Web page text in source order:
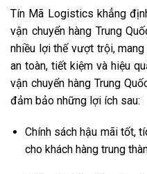
Tín Mã Logistics khẳng
vận chuyển hàng Trung
nhiều lợi thế vượt trội,
an toàn, tiết kiệm và hiệu
vận chuyển hàng Trung
đảm bảo những lợi ích sau:
Chính sách hậu mãi tốt,
cho khách hàng trung